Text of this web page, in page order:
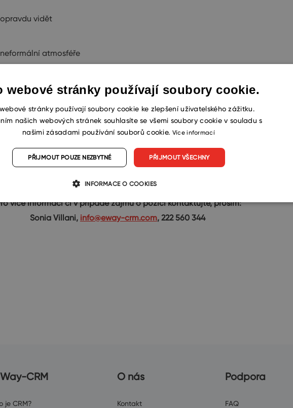
vidět
atmosféře
do našeho týmu, pak neváhejte a zašlete nám svůj životopis a také
otestovali Vaše dovednosti. Následně bychom Vás pozvali na osobní/
více informací či v případě zájmu o pozici kontaktujte, prosím:
Sonia Villani, info@eway-crm.com, 222 560 344
CRM
je CRM?
O nás
Kontakt
Podpora
FAQ
webové stránky používají soubory cookie.
stránky používají soubory cookie ke zlepšení uživatelského zážitku.
našich webových stránek souhlasíte se všemi soubory cookie v souladu s
našimi zásadami používání souborů cookie. Více informací
PŘIJMOUT VŠECHNY
PŘIJMOUT POUZE NEZBYTNÉ
INFORMACE O COOKIES